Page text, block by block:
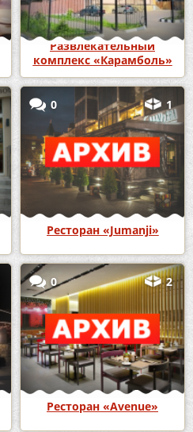
Развлекательный
комплекс «Карамболь»
0 1
Ресторан «Jumanji»
0 2
Ресторан «Avenue»